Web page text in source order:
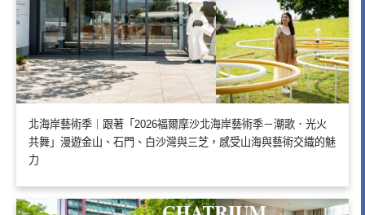
北海岸藝術季｜跟著「2026福爾摩沙北海岸藝術季－潮歌．光火
共舞」漫遊金山、石門、白沙灣與三芝，感受山海與藝術交織的魅
力